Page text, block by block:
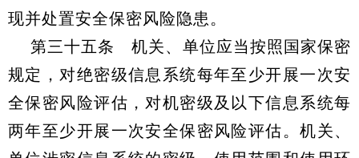
现并处置安全保密风险隐患。
第三十五条 机关、单位应当按照国家保密
规定，对绝密级信息系统每年至少开展一次安
全保密风险评估，对机密级及以下信息系统每
两年至少开展一次安全保密风险评估。机关、